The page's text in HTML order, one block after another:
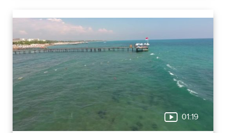
nemocnice s dvoma menšími pavilónmi a park.
01:19